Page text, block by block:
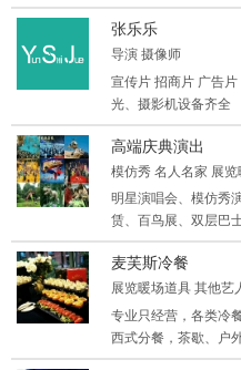
激光秀，有水幕激光
张乐乐
导演 摄像师
宣传片 招商片 广告
光、摄影机设备齐全
高端庆典演出
模仿秀 名人名家 展
明星演唱会、模仿秀
赁、百鸟展、双层巴
展、财经风水专家、
麦芙斯冷餐
展览暖场道具 其他艺
专业只经营，各类冷
西式分餐，茶歇、户
布会、试驾会、餐饮